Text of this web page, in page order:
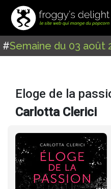
#Semaine du 03 août
Eloge de la
Carlotta Clerici